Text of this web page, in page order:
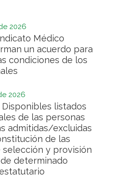
2026
Médico
un acuerdo para
condiciones de los
2026
Disponibles listados
de las personas
admitidas/excluidas
de las
selección y provisión
determinado